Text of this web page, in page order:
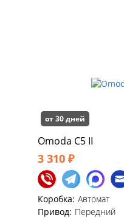
от 30 дней
Omoda C5 II
3 310 ₽
Коробка: Автомат
Привод: Передний